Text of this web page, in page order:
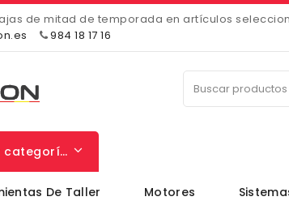
de mitad de temporada en artículos
984 18 17 16
De Taller Motores